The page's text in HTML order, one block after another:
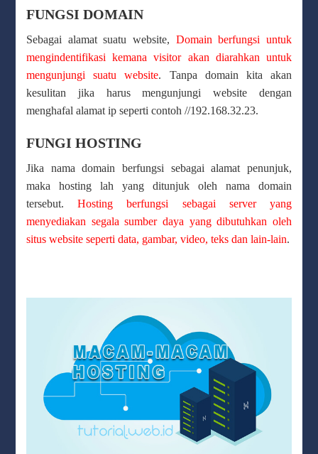
FUNGSI DOMAIN
Sebagai alamat suatu website, Domain berfungsi untuk
mengindentifikasi kemana visitor akan diarahkan untuk
mengunjungi suatu website. Tanpa domain kita akan
kesulitan jika harus mengunjungi website dengan
menghafal alamat ip seperti contoh //192.168.32.23.
FUNGI HOSTING
Jika nama domain berfungsi sebagai alamat penunjuk,
maka hosting lah yang ditunjuk oleh nama domain
tersebut.Hosting berfungsi sebagai server yang
menyediakan segala sumber daya yang dibutuhkan oleh
situs website seperti data, gambar, video, teks dan lain-lain.